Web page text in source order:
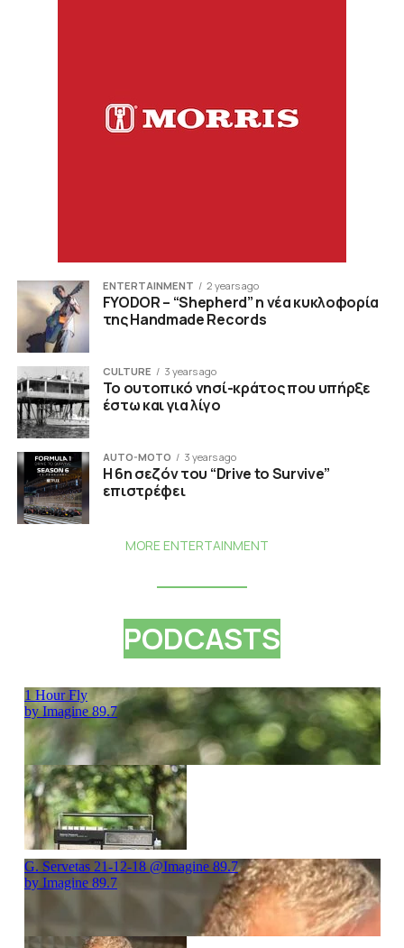
ENTERTAINMENT 2 years ago
FYODOR – “Shepherd” η νέα κυκλοφορία
της Handmade Records
CULTURE 3 years ago
Το ουτοπικό νησί-κράτος που υπήρξε
έστω και για λίγο
AUTO-MOTO 3 years ago
Η 6η σεζόν του “Drive to Survive”
επιστρέφει
MORE ENTERTAINMENT
PODCASTS